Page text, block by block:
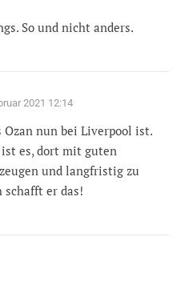
So und nicht anders.
2021 12:14
Ozan nun bei Liverpool ist.
es, dort mit guten
und langfristig zu
er das!